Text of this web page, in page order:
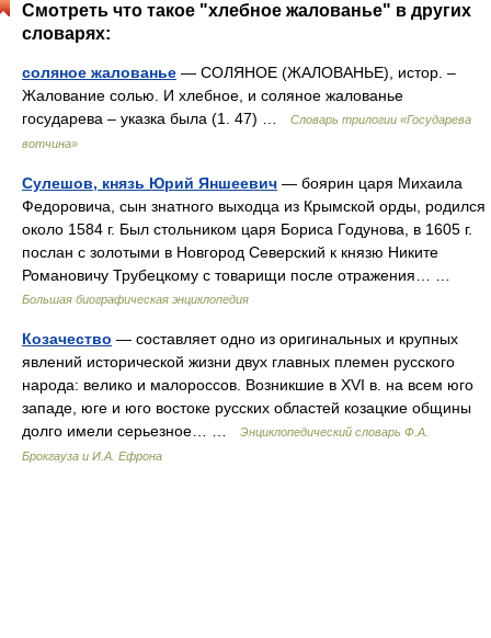
Смотреть что такое "хлебное жалованье" в других
словарях:
соляное жалованье — СОЛЯНОЕ (ЖАЛОВАНЬЕ), истор. –
Жалование солью. И хлебное, и соляное жалованье
государева – указка была (1. 47) …
Словарь трилогии «Государева
вотчина»
Сулешов, князь Юрий Яншеевич — боярин царя Михаила
Федоровича, сын знатного выходца из Крымской орды, родился
около 1584 г. Был стольником царя Бориса Годунова, в 1605 г.
послан с золотыми в Новгород Северский к князю Никите
Романовичу Трубецкому с товарищи после отражения… …
Большая биографическая энциклопедия
Козачество — составляет одно из оригинальных и крупных
явлений исторической жизни двух главных племен русского
народа: велико и малороссов. Возникшие в XVI в. на всем юго
западе, юге и юго востоке русских областей козацкие общины
долго имели серьезное… …
Энциклопедический словарь Ф.А.
Брокгауза и И.А. Ефрона